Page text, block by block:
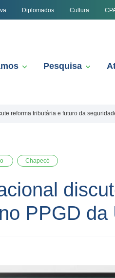
Diplomados Cultura
Pesquisa
reforma tributária e futuro da
Chapecó
PPGD da